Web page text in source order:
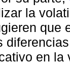
la
que
en